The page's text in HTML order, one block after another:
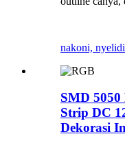
nakoni,
SMD
Strip DC
Dekorasi